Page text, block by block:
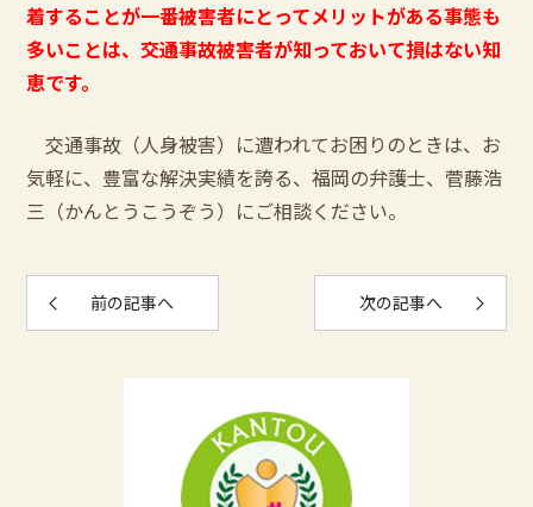
着することが一番被害者にとってメリットがある事態も
多いことは、交通事故被害者が知っておいて損はない知
恵です。
交通事故（人身被害）に遭われてお困りのときは、お
気軽に、豊富な解決実績を誇る、福岡の弁護士、菅藤浩
三（かんとうこうぞう）にご相談ください。
前の記事へ 次の記事へ